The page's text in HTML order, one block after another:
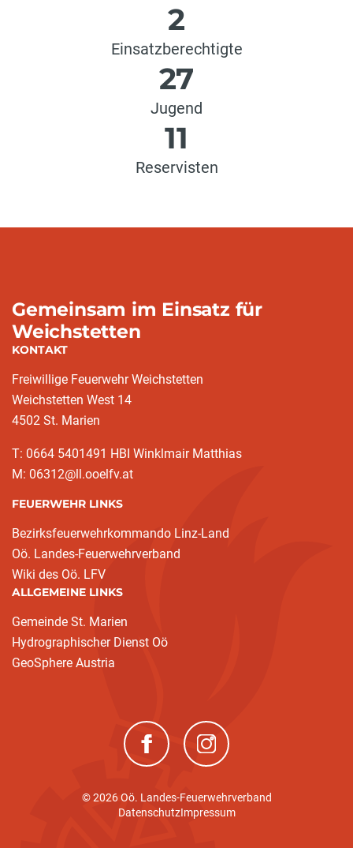
2
Einsatzberechtigte
27
Jugend
11
Reservisten
Gemeinsam im Einsatz für
Weichstetten
KONTAKT
Freiwillige Feuerwehr Weichstetten
Weichstetten West 14
4502 St. Marien
T: 0664 5401491 HBI Winklmair Matthias
M: 06312@ll.ooelfv.at
FEUERWEHR LINKS
Bezirksfeuerwehrkommando Linz-Land
Oö. Landes-Feuerwehrverband
Wiki des Oö. LFV
ALLGEMEINE LINKS
Gemeinde St. Marien
Hydrographischer Dienst Oö
GeoSphere Austria
(neues Fenster)(neues Fenster)
© 2026 Oö. Landes-Feuerwehrverband
DatenschutzImpressum